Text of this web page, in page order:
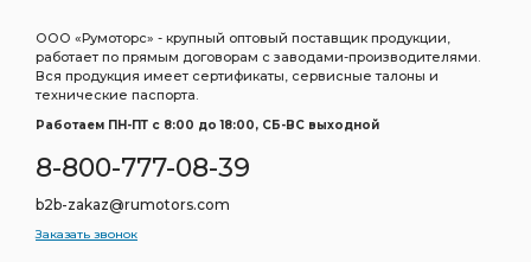
ООО «Румоторс» - крупный оптовый поставщик продукции,
работает по прямым договорам с заводами-производителями.
Вся продукция имеет сертификаты, сервисные талоны и
технические паспорта.
Работаем ПН-ПТ c 8:00 до 18:00, СБ-ВС выходной
8-800-777-08-39
b2b-zakaz@rumotors.com
Заказать звонок